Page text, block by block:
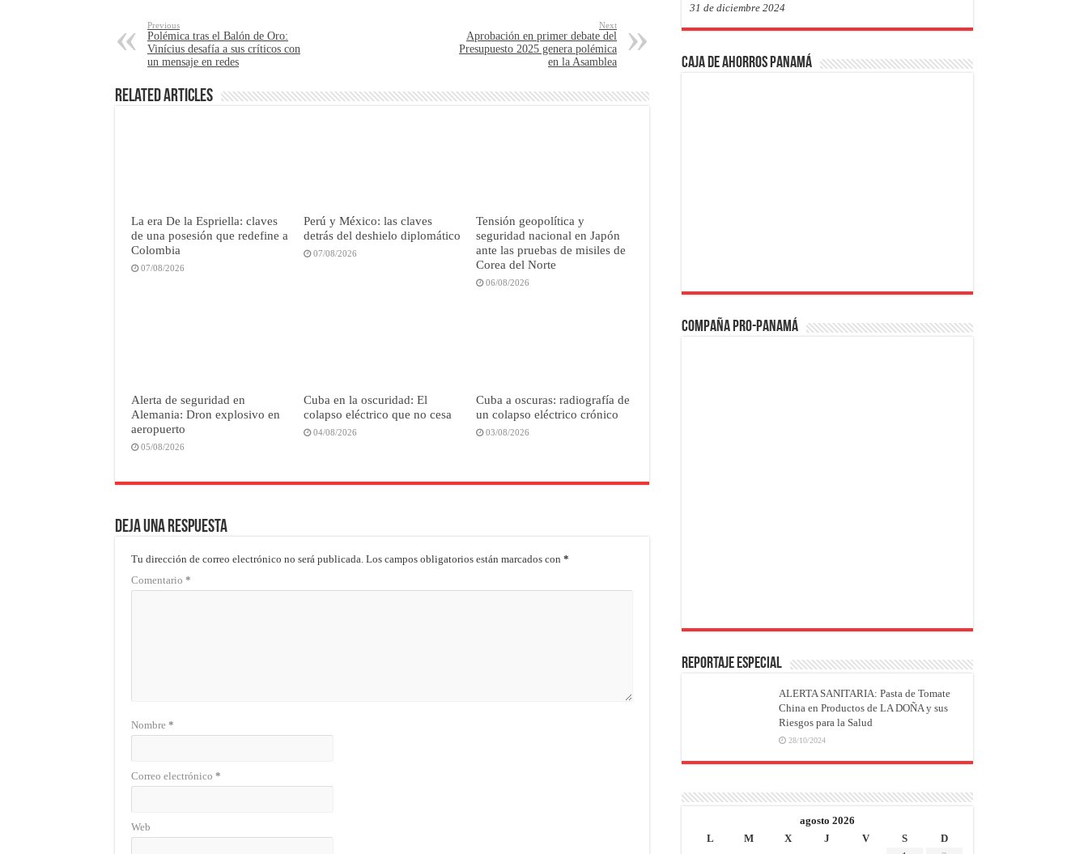
Previous
Polémica tras el Balón de Oro:
Vinícius desafía a sus críticos con
un mensaje en redes
Next
Aprobación en primer debate del
Presupuesto 2025 genera polémica
en la Asamblea
Related Articles
La era De la Espriella: claves
de una posesión que redefine a
Colombia
07/08/2026
Perú y México: las claves
detrás del deshielo diplomático
07/08/2026
Tensión geopolítica y
seguridad nacional en Japón
ante las pruebas de misiles de
Corea del Norte
06/08/2026
Alerta de seguridad en
Alemania: Dron explosivo en
aeropuerto
05/08/2026
Cuba en la oscuridad: El
colapso eléctrico que no cesa
04/08/2026
Cuba a oscuras: radiografía de
un colapso eléctrico crónico
03/08/2026
Deja una respuesta
Tu dirección de correo electrónico no será publicada. Los campos obligatorios están marcados con *
Comentario *
Nombre *
Correo electrónico *
Web
31 de diciembre 2024
Caja de Ahorros Panamá
Compaña PRO-Panamá
REPORTAJE ESPECIAL
ALERTA SANITARIA: Pasta de Tomate
China en Productos de LA DOÑA y sus
Riesgos para la Salud
28/10/2024
agosto 2026
L
M X J V S
D